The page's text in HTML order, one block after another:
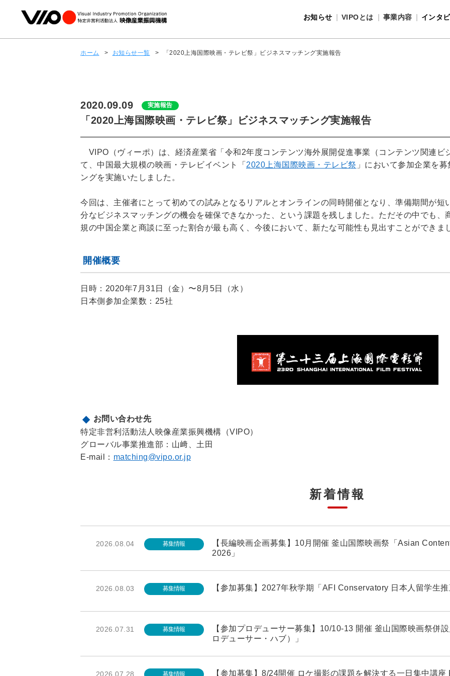
お知らせ VIPOとは
VIPOとは
事業内容
インタ
ホーム > お知らせ一覧 > 「2020上海国際映画・テレビ祭」ビジネスマッチング実施報告
2020.09.09 実施報告
「2020上海国際映画・テレビ祭」ビジネスマッチング実施報告
VIPO（ヴィーポ）は、経済産業省「令和2年度コンテンツ海外展開促進事業（コンテンツ関連ビ
て、中国最大規模の映画・テレビイベント「 2020上海国際映画・テレビ祭 」において参加企業を
ングを実施いたしました。
今回は、主催者にとって初めての試みとなるリアルとオンラインの同時開催となり、準備期間が短
分なビジネスマッチングの機会を確保できなかった、という課題を残しました。ただその中でも、
規の中国企業と商談に至った割合が最も高く、今後において、新たな可能性も見出すことができま
開催概要
日時：2020年7月31日（金）〜8月5日（水）
日本側参加企業数：25社
お問い合わせ先
特定非営利活動法人映像産業振興機構（VIPO）
グローバル事業推進部：山﨑、土田
E-mail： matching@vipo.or.jp
新着情報
2026.08.04 募集情報
【長編映画企画募集】10月開催 釜山国際映画祭「Asian
2026」
2026.08.03 募集情報 【参加募集】2027年秋学期「AFI Conservatory 日本人留学生
2026.07.31 募集情報
【参加プロデューサー募集】10/10-13 開催 釜山国際映画祭併
ロデューサー・ハブ）」
2026.07.28 募集情報 【参加募集】8/24開催 ロケ撮影の課題を解決する一日集中講